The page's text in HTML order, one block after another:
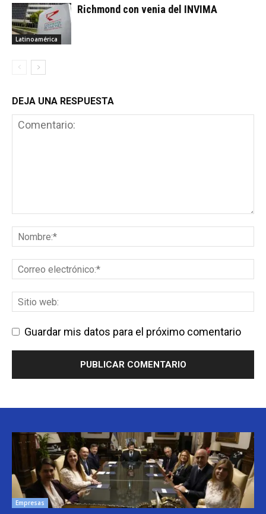
Latinoamérica
Richmond con venia del INVIMA
DEJA UNA RESPUESTA
Guardar mis datos para el próximo comentario
Empresas